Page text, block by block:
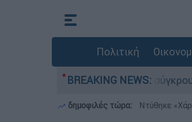
Πολιτική
BREAKING NEWS:
τη ζωή του στη σύγκρουση
δημοφιλές τώρα: Ντύθηκε